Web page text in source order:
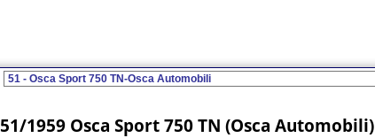
51/1959 Osca Sport 750 TN (Osca Automobili)